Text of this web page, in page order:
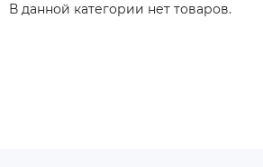
В данной категории нет товаров.